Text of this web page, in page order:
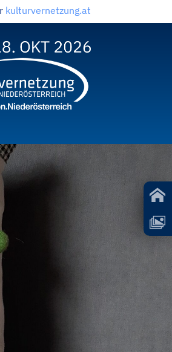
kulturvernetzung.at